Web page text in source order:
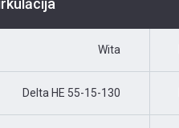
Wita
Delta HE 55-15-130